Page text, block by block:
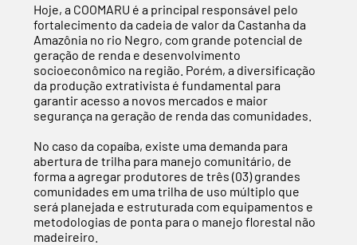
Hoje, a COOMARU é a principal responsável pelo
fortalecimento da cadeia de valor da Castanha da
Amazônia no rio Negro, com grande potencial de
geração de renda e desenvolvimento
socioeconômico na região. Porém, a diversificação
da produção extrativista é fundamental para
garantir acesso a novos mercados e maior
segurança na geração de renda das comunidades.
No caso da copaíba, existe uma demanda para
abertura de trilha para manejo comunitário, de
forma a agregar produtores de três (03) grandes
comunidades em uma trilha de uso múltiplo que
será planejada e estruturada com equipamentos e
metodologias de ponta para o manejo florestal não
madeireiro.